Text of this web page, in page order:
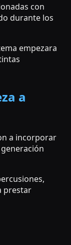
con
durante los
empezara
a
a incorporar
prestar